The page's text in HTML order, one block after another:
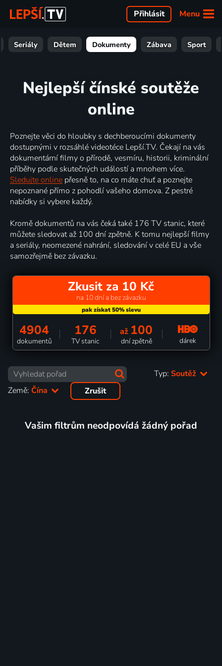
Menu
Přihlásit
Seriály Dětem Dokumenty Zábava Sport
Nejlepší čínské soutěže
online
Poznejte věci do hloubky s dechberoucími dokumenty
dostupnými v rozsáhlé videotéce Lepší.TV. Čekají na vás
dokumentární filmy o přírodě, vesmíru, historii, kriminální
příběhy podle skutečných událostí a mnohem více.
Sledujte online přesně to, na co máte chuť a poznejte
nepoznané přímo z pohodlí vašeho domova. Z pestré
nabídky si vybere každý.
Kromě dokumentů na vás čeká také 176 TV stanic, které
můžete sledovat až 100 dní zpětně. K tomu nejlepší filmy
a seriály, neomezené nahrání, sledování v celé EU a vše
samozřejmě bez závazku.
Zkusit za 10 Kč
na 10 dní a bez závazku
4904
dokumentů
176
TV stanic
až 100
dní zpětně dárek
Typ: Soutěž
Země: Čína Zrušit
Vašim filtrům neodpovídá žádný pořad